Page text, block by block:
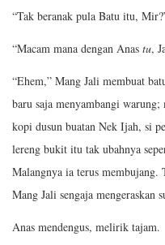
“Tak beranak pula Batu itu,
“Macam mana dengan Anas tu,
“Ehem,” Mang Jali membuat
baru saja menyambangi
kopi dusun buatan Nek Ijah, si
lereng bukit itu tak ubahnya
Malangnya ia terus membujang.
Mang Jali sengaja mengeraskan
Anas mendengus, melirik tajam.